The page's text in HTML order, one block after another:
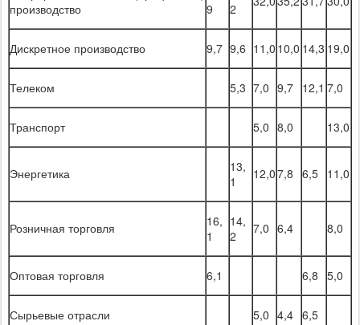
производство
9
2
Дискретное производство 9,7 9,6 11,0 10,0 14,3 19,0
Телеком 5,3 7,0 9,7 12,1 7,0
Транспорт 5,0 8,0 13,0
Энергетика
13,
1
12,07,8 6,5 11,0
Розничная торговля
16,
1
14,
2
7,0 6,4 8,0
Оптовая торговля 6,1 6,8 5,0
Сырьевые отрасли 5,0 4,4 6,5